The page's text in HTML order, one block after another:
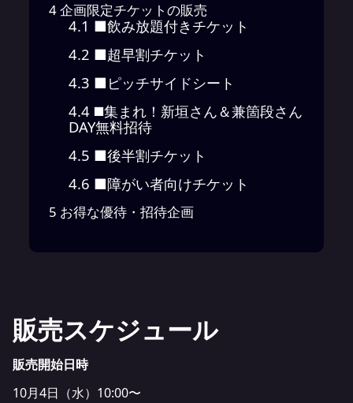
4企画限定チケットの販売
4.1 ■飲み放題付きチケット
4.2 ■超早割チケット
4.3 ■ピッチサイドシート
4.4 ◼️集まれ！新垣さん＆兼箇段さん
DAY無料招待
4.5 ■後半割チケット
4.6 ■障がい者向けチケット
5 お得な優待・招待企画
販売スケジュール
販売開始日時
10月4日（水）10:00〜